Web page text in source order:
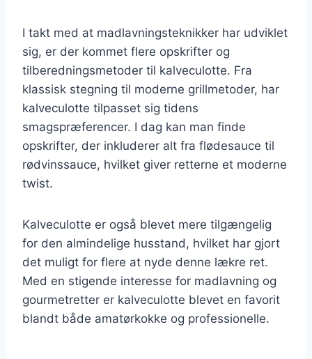
I takt med at madlavningsteknikker har udviklet
sig, er der kommet flere opskrifter og
tilberedningsmetoder til kalveculotte. Fra
klassisk stegning til moderne grillmetoder, har
kalveculotte tilpasset sig tidens
smagspræferencer. I dag kan man finde
opskrifter, der inkluderer alt fra flødesauce til
rødvinssauce, hvilket giver retterne et moderne
twist.
Kalveculotte er også blevet mere tilgængelig
for den almindelige husstand, hvilket har gjort
det muligt for flere at nyde denne lækre ret.
Med en stigende interesse for madlavning og
gourmetretter er kalveculotte blevet en favorit
blandt både amatørkokke og professionelle.